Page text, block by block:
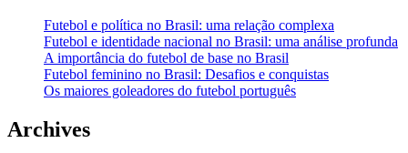
Futebol e política no Brasil: uma relação complexa
Futebol e identidade nacional no Brasil: uma análise profunda
A importância do futebol de base no Brasil
Futebol feminino no Brasil: Desafios e conquistas
Os maiores goleadores do futebol português
Archives